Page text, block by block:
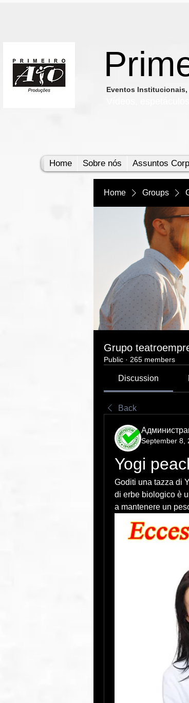
​Eventos
Home Sobre nós Assuntos
Home Groups
Grupo
Public · 265 members
Discussion
Back
September 8,
Yogi
Goditi una tazza di
di erbe biologico è
a mantenere un